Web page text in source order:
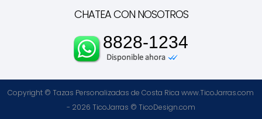
CHATEA CON NOSOTROS
8828-1234
Copyright © Tazas Personalizadas de Costa Rica www.TicoJarras.com
- 2026 TicoJarras © TicoDesign.com